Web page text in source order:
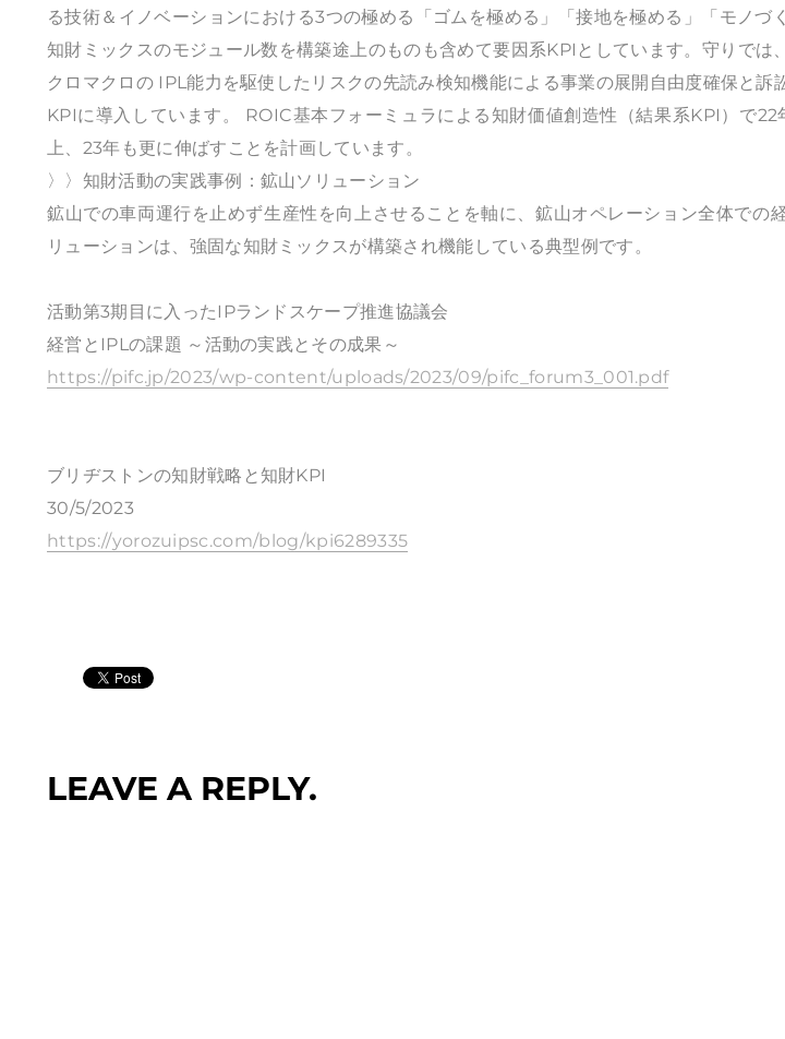
る技術＆イノベーションにおける3つの極める「ゴムを極める」「接地を極める」「モノづ
知財ミックスのモジュール数を構築途上のものも含めて要因系KPIとしています。守りでは
クロマクロの IPL能力を駆使したリスクの先読み検知機能による事業の展開自由度確保と訴
KPIに導入しています。 ROIC基本フォーミュラによる知財価値創造性（結果系KPI）で22
上、23年も更に伸ばすことを計画しています。
〉〉知財活動の実践事例：鉱山ソリューション
鉱山での車両運行を止めず生産性を向上させることを軸に、鉱山オペレーション全体での
リューションは、強固な知財ミックスが構築され機能している典型例です。
活動第3期目に入ったIPランドスケープ推進協議会
経営とIPLの課題 ～活動の実践とその成果～
https://pifc.jp/2023/wp-content/uploads/2023/09/pifc_forum3_001.pdf
ブリヂストンの知財戦略と知財KPI
30/5/2023
https://yorozuipsc.com/blog/kpi6289335
LEAVE A REPLY.